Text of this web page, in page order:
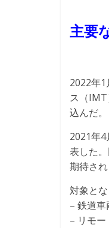
主要
2022年
ス（IMT
込んだ。
2021年
表した
期待され
対象と
– 鉄道
– リモ